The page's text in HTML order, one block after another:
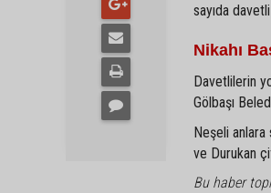
sayıda
Nikahı
Davetlilerin
Gölbaşı
Neşeli anlara
ve Durukan
Bu haber